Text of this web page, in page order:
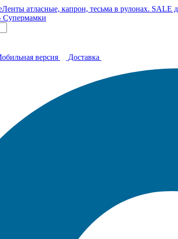
Ленты атласные, капрон, тесьма в рулонах. SALE
версия Доставка